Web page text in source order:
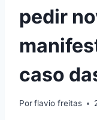
pedir
caso
Porflavio freitas